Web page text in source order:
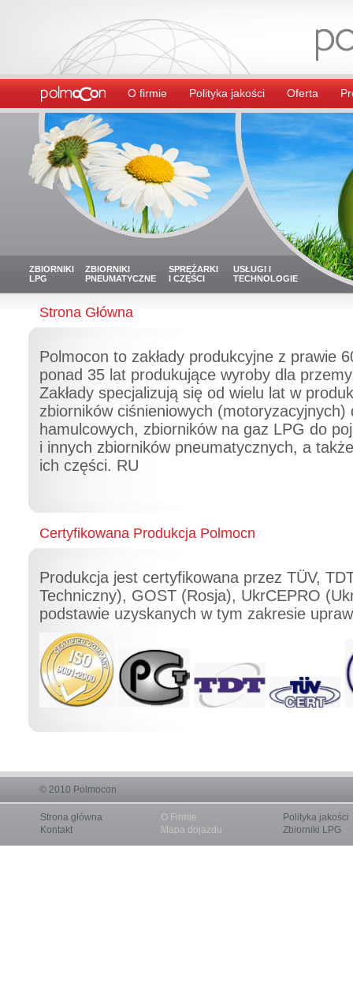
O firmie Polityka jakości Oferta
ZBIORNIKI
LPG
ZBIORNIKI
PNEUMATYCZNE
SPRĘŻARKI
I CZĘŚCI
USŁUGI I
TECHNOLOGIE
Strona Główna
Polmocon to zakłady produkcyjne z prawie
ponad 35 lat produkujące wyroby dla
Zakłady specjalizują się od wielu lat w
zbiorników ciśnieniowych (motoryzacyjnych)
hamulcowych, zbiorników na gaz LPG do
i innych zbiorników pneumatycznych, a
ich części. RU
Certyfikowana Produkcja Polmocn
Produkcja jest certyfikowana przez TÜV,
Techniczny), GOST (Rosja), UkrCEPRO
podstawie uzyskanych w tym zakresie
© 2010 Polmocon
Strona główna O Firmie
Polityka jakości
Kontakt
Mapa dojazdu Zbiorniki LPG